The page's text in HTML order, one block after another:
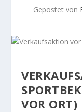
Gepostet von
VOR ORT)